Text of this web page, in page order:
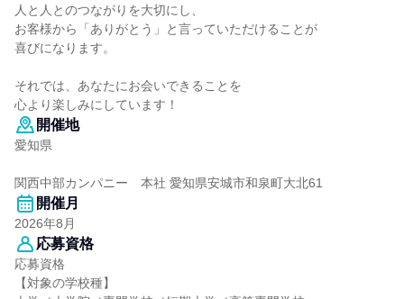
人と人とのつながりを大切にし、
お客様から「ありがとう」と言っていただけることが
喜びになります。
それでは、あなたにお会いできることを
心より楽しみにしています！
開催地
愛知県
関西中部カンパニー 本社 愛知県安城市和泉町大北61
開催月
2026年8月
応募資格
応募資格
【対象の学校種】